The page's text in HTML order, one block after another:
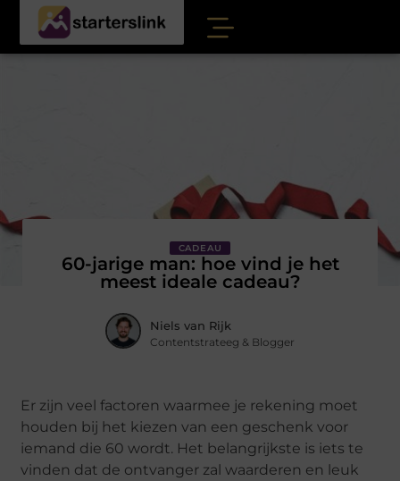
CADEAU
60-jarige man: hoe vind je het
meest ideale cadeau?
Niels van Rijk
Contentstrateeg & Blogger
Er zijn veel factoren waarmee je rekening moet
houden bij het kiezen van een geschenk voor
iemand die 60 wordt. Het belangrijkste is iets te
vinden dat de ontvanger zal waarderen en leuk